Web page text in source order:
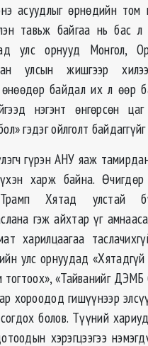
асуудлыг өрнөдийн том
тавьж байгаа нь бас
улс орнууд Монгол,
улсын жишгээр
байдал их л өөр
нэгэнт өнгөрсөн цаг
гэдэг ойлголт
гүрэн АНУ яаж
харж байна. Өчигдөр
Трамп Хятад улстай
гэж айхтар үг
харилцаагаа
улс орнуудад
«Тайванийг
хороодод гишүүнээр
болов. Түүний
хэрэгцээгээ